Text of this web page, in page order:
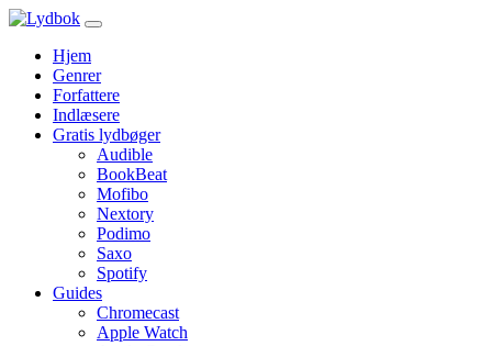
Hjem
Genrer
Forfattere
Indlæsere
Gratis lydbøger
Audible
BookBeat
Mofibo
Nextory
Podimo
Saxo
Spotify
Guides
Chromecast
Apple Watch